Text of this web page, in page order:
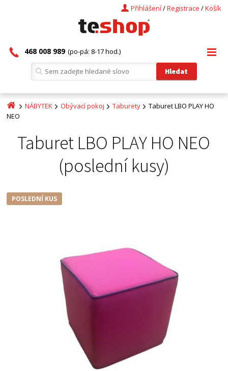
Košík
/
Registrace
/
Přihlášení
468 008 989 (po-pá: 8-17 hod.)
NÁBYTEK Obývací pokoj Taburety
Taburet LBO PLAY HO
NEO
Taburet LBO PLAY HO NEO
(poslední kusy)
POSLEDNÍ KUS